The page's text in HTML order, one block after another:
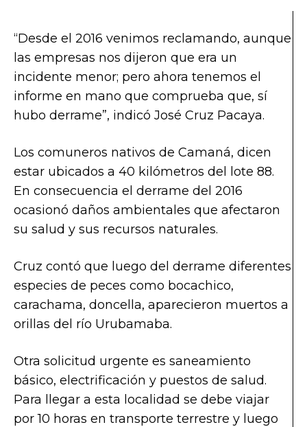
“Desde el 2016 venimos reclamando, aunque
las empresas nos dijeron que era un
incidente menor; pero ahora tenemos el
informe en mano que comprueba que, sí
hubo derrame”, indicó José Cruz Pacaya.
Los comuneros nativos de Camaná, dicen
estar ubicados a 40 kilómetros del lote 88.
En consecuencia el derrame del 2016
ocasionó daños ambientales que afectaron
su salud y sus recursos naturales.
Cruz contó que luego del derrame diferentes
especies de peces como bocachico,
carachama, doncella, aparecieron muertos a
orillas del río Urubamaba.
Otra solicitud urgente es saneamiento
básico, electrificación y puestos de salud.
Para llegar a esta localidad se debe viajar
por 10 horas en transporte terrestre y luego